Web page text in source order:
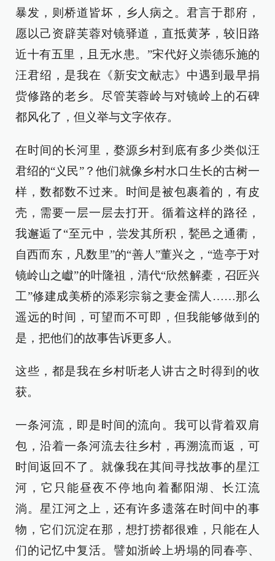
暴发，则桥道皆坏，乡人病之。君言于郡府，
愿以己资辟芙蓉对镜驿道，直抵黄茅，较旧路
近十有五里，且无水患。”宋代好义崇德乐施的
汪君绍，是我在《新安文献志》中遇到最早捐
赀修路的老乡。尽管芙蓉岭与对镜岭上的石碑
都风化了，但义举与文字依存。
在时间的长河里，婺源乡村到底有多少类似汪
君绍的“义民”？他们就像乡村水口生长的古树一
样，数都数不过来。时间是被包裹着的，有皮
壳，需要一层一层去打开。循着这样的路径，
我邂逅了“至元中，尝发其所积，甃邑之通衢，
自西而东，凡数里”的“善人”董兴之，“造亭于对
镜岭山之巘”的叶隆祖，清代“欣然解橐，召匠兴
工”修建成美桥的添彩宗翁之妻金孺人……那么
遥远的时间，可望而不可即，但我能够做到的
是，把他们的故事告诉更多人。
这些，都是我在乡村听老人讲古之时得到的收
获。
一条河流，即是时间的流向。我可以背着双肩
包，沿着一条河流去往乡村，再溯流而返，可
时间返回不了。就像我在其间寻找故事的星江
河，它只能昼夜不停地向着鄱阳湖、长江流
淌。星江河之上，还有许多遗落在时间中的事
物，它们沉淀在那，想打捞都很难，只能在人
们的记忆中复活。譬如浙岭上坍塌的同春亭、